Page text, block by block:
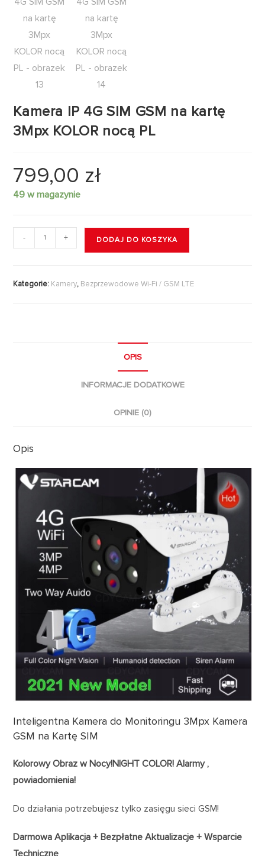
Kamera IP 4G SIM GSM na kartę
3Mpx KOLOR nocą PL
799,00 zł
49 w magazynie
- + DODAJ DO KOSZYKA
Kategorie: Kamery, Bezprzewodowe Wi-Fi / GSM LTE
OPIS
INFORMACJE DODATKOWE
OPINIE (0)
Opis
Inteligentna Kamera do Monitoringu 3Mpx Kamera
GSM na Kartę SIM
Kolorowy Obraz w Nocy!NIGHT COLOR! Alarmy ,
powiadomienia!
Do działania potrzebujesz tylko zasięgu sieci GSM!
Darmowa Aplikacja + Bezpłatne Aktualizacje + Wsparcie
Techniczne